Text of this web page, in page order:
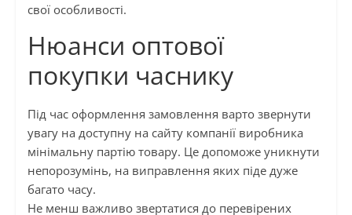
свої особливості.
Нюанси оптової
покупки часнику
Під час оформлення замовлення варто звернути
увагу на доступну на сайту компанії виробника
мінімальну партію товару. Це допоможе уникнути
непорозумінь, на виправлення яких піде дуже
багато часу.
Не менш важливо звертатися до перевірених